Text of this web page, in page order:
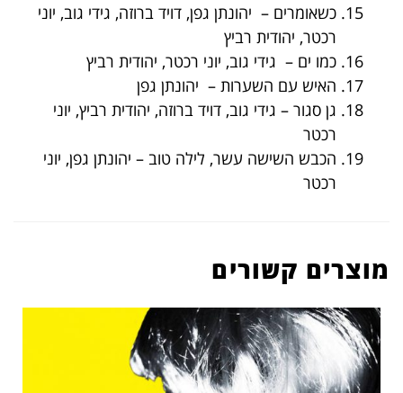
כשאומרים – יהונתן גפן, דויד ברוזה, גידי גוב, יוני
רכטר, יהודית רביץ
כמו ים – גידי גוב, יוני רכטר, יהודית רביץ
האיש עם השערות – יהונתן גפן
גן סגור – גידי גוב, דויד ברוזה, יהודית רביץ, יוני
רכטר
הכבש השישה עשר, לילה טוב – יהונתן גפן, יוני
רכטר
מוצרים קשורים